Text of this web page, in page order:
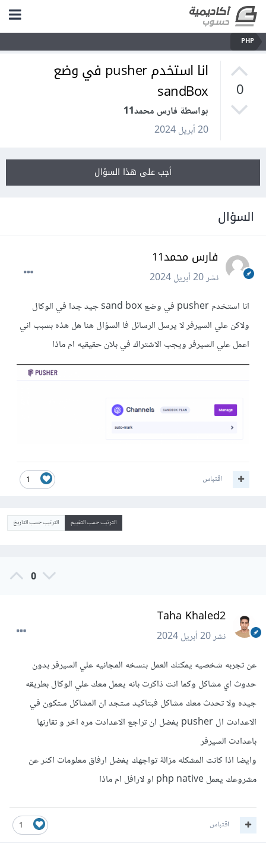
PHP
0
انا استخدم pusher في وضع
sandBox
بواسطة فارس محمد11
20 أبريل 2024
أجب على هذا السؤال
السؤال
فارس محمد11
نشر20 أبريل 2024
انا استخدم pusher في وضع sand box جيد جدا في الوكال
ولاكن علي السيرفر لا يرسل الرسائل فا السؤال هنا هل هذه بسبب اني
اعمل علي السيرفر ويجب الاشتراك في بلان حقيقيه ام ماذا
1 اقتباس
الترتيب حسب التقييم الترتيب حسب التاريخ
0
Taha Khaled2
نشر20 أبريل 2024
عن تجربه شخصيه يمكنك العمل بنسخه المجانيه علي السيرفر بدون
حدوث اي مشاكل وكما انت ذاكرت بانه يعمل معك علي الوكال بطريقه
جيده ولا تحدث معك مشاكل فبتاكيد ستجد ان المشاكل ستكون في
الاعدادت ال pusher يفضل ان تراجع الاعدادت مره اخر و تقارنها
باعدادت السيرفر
وايضا اذا كانت المشكله مزالة تواجهك يفضل ارفاق معلومات اكثر عن
مشروعك يعمل php native او لارافل ام ماذا
1 اقتباس